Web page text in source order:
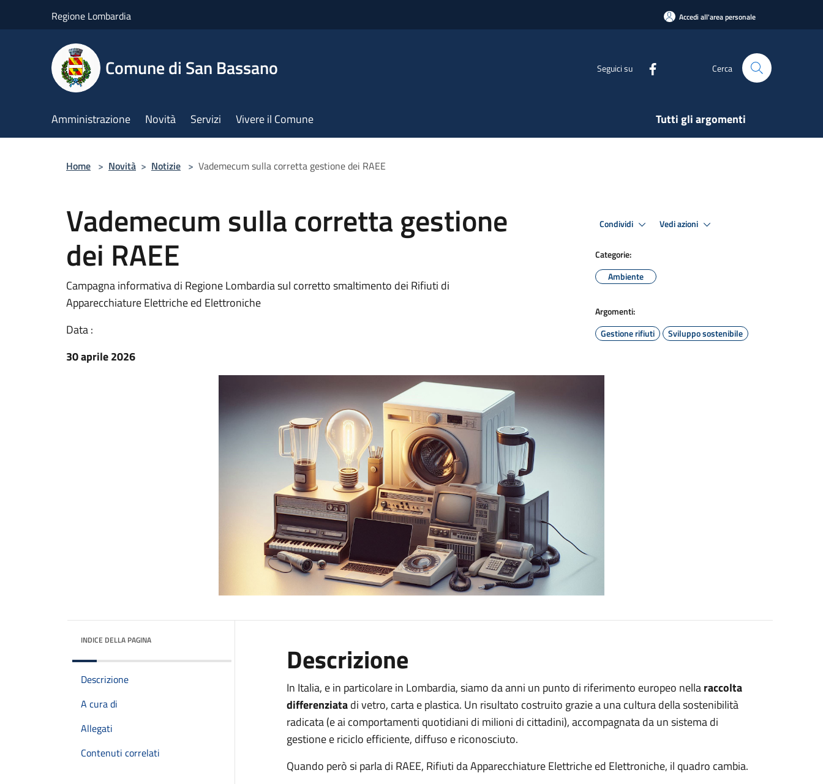
Regione Lombardia Accedi all'area personale
Comune di San Bassano Seguici su Cerca
Amministrazione Novità Servizi Vivere il Comune Tutti gli argomenti
Home > Novità > Notizie > Vademecum sulla corretta gestione dei RAEE
Vademecum sulla corretta gestione
dei RAEE
Campagna informativa di Regione Lombardia sul corretto smaltimento dei Rifiuti di
Apparecchiature Elettriche ed Elettroniche
Data :
30 aprile 2026
Condividi Vedi azioni
Categorie:
Ambiente
Argomenti:
Gestione rifiuti
Sviluppo sostenibile
INDICE DELLA PAGINA
Descrizione
A cura di
Allegati
Contenuti correlati
Descrizione
In Italia, e in particolare in Lombardia, siamo da anni un punto di riferimento europeo nellaraccolta
differenziatadi vetro, carta e plastica. Un risultato costruito grazie a una cultura della sostenibilità
radicata (e ai comportamenti quotidiani di milioni di cittadini), accompagnata da un sistema di
gestione e riciclo efficiente, diffuso e riconosciuto.
Quando però si parla di RAEE, Rifiuti da Apparecchiature Elettriche ed Elettroniche, il quadro cambia.